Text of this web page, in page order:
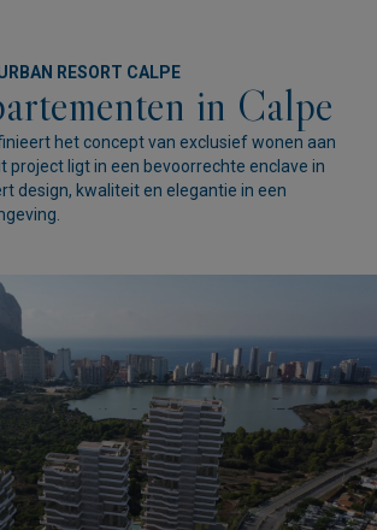
RESORT CALPE
in Calpe
het concept van exclusief wonen aan
project ligt in een bevoorrechte enclave in
design, kwaliteit en elegantie in een